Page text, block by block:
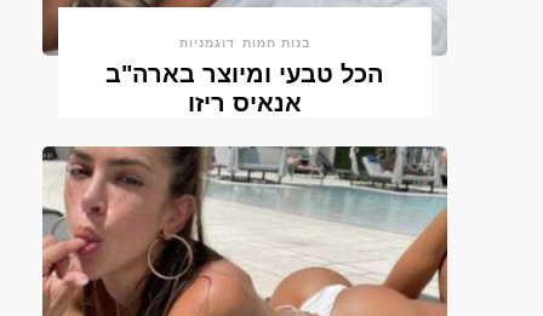
בנות חמות דוגמניות
הכל טבעי ומיוצר בארה"ב
אנאיס ריזו